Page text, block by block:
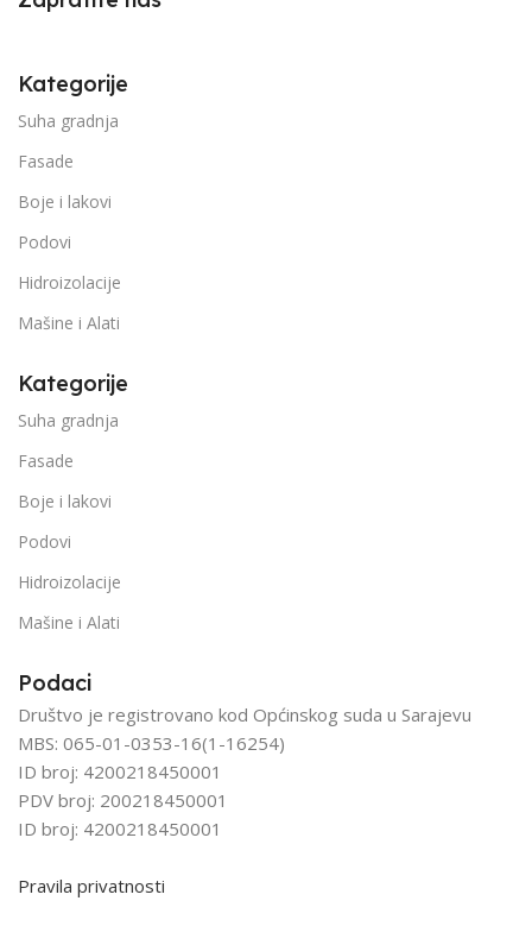
Kategorije
Suha gradnja
Fasade
Boje i lakovi
Podovi
Hidroizolacije
Mašine i Alati
Kategorije
Suha gradnja
Fasade
Boje i lakovi
Podovi
Hidroizolacije
Mašine i Alati
Podaci
Društvo je registrovano kod Općinskog suda u Sarajevu
MBS: 065-01-0353-16(1-16254)
ID broj: 4200218450001
PDV broj: 200218450001
ID broj: 4200218450001
Pravila privatnosti